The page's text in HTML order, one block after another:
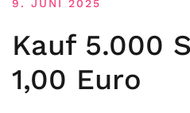
9. JUNI 2025
Kauf 5.000
1,00 Euro